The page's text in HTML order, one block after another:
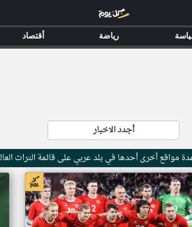
أجدد الاخبار
مواقع أخرى أحدها في بلد عربي على قائمة التراث
جزر القمر من ار تي عربي
رياضة أقتصاد